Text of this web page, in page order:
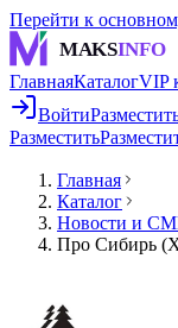
Перейти к
MAKSINFO
ГлавнаяКаталогVIP
Войти
Разместить
Главная
Каталог
Новости и
Про Сибирь